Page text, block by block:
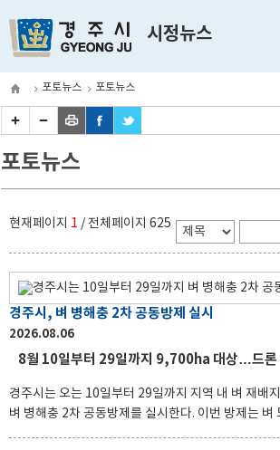
시정뉴스
포토뉴스 포토뉴스
포토뉴스
현재페이지 1 / 전체페이지 625
경주시, 벼 병해충 2차 공동방제 실시
2026.08.06
8월 10일부터 29일까지 9,700ha 대상…드
경주시는 오는 10일부터 29일까지 지역 내 벼 재배
벼 병해충 2차 공동방제를 실시한다. 이번 방제는 벼 도열병과 멸구류 등 주